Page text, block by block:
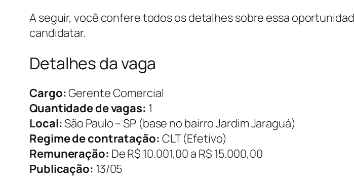
A seguir, você confere todos os detalhes sobre essa
candidatar.
Detalhes da vaga
Cargo:Gerente Comercial
Quantidade de vagas: 1
Local:São Paulo – SP (base no bairro Jardim Jaraguá)
Regime de contratação: CLT (Efetivo)
Remuneração: De R$ 10.001,00 a R$ 15.000,00
Publicação: 13/05